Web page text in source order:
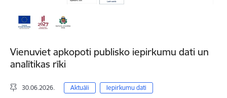
Vienuviet apkopoti publisko iepirkumu dati un
analītikas rīki
30.06.2026. Aktuāli Iepirkumu dati